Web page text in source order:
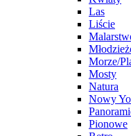
Las
Liście
Morze/
Mosty
Natura
Nowy
Pionowe